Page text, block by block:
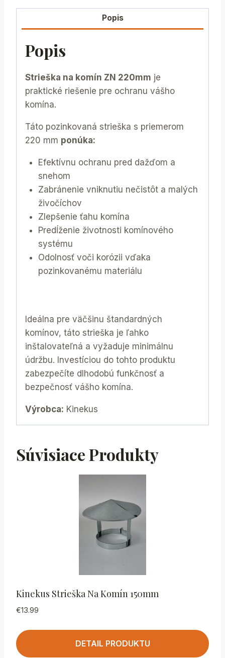
Popis
Popis
Strieška na komín ZN 220mm je
praktické riešenie pre ochranu vášho
komína.
Táto pozinkovaná strieška s priemerom
220 mm ponúka:
Efektívnu ochranu pred dažďom a
snehom
Zabránenie vniknutiu nečistôt a malých
živočíchov
Zlepšenie ťahu komína
Predĺženie životnosti komínového
systému
Odolnosť voči korózii vďaka
pozinkovanému materiálu
Ideálna pre väčšinu štandardných
komínov, táto strieška je ľahko
inštalovateľná a vyžaduje minimálnu
údržbu. Investíciou do tohto produktu
zabezpečíte dlhodobú funkčnosť a
bezpečnosť vášho komína.
Výrobca: Kinekus
Súvisiace Produkty
Kinekus Strieška Na Komín 150mm
€13.99
DETAIL PRODUKTU